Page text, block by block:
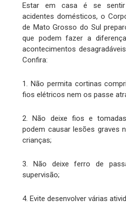
Estar em casa é se sentir
acidentes domésticos, o
de Mato Grosso do Sul
que podem fazer a
acontecimentos
Confira:
1. Não permita cortinas
fios elétricos nem os passe
2. Não deixe fios e
podem causar lesões graves
crianças;
3. Não deixe ferro de
supervisão;
4. Evite desenvolver várias